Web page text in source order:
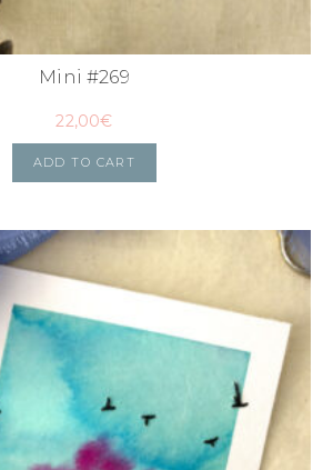
Mini #269
22,00€
ADD TO CART